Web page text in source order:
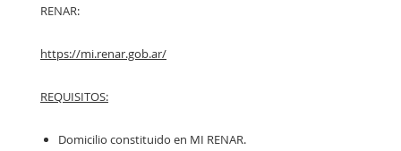
RENAR:
https://mi.renar.gob.ar/
REQUISITOS:
Domicilio constituido en MI RENAR.